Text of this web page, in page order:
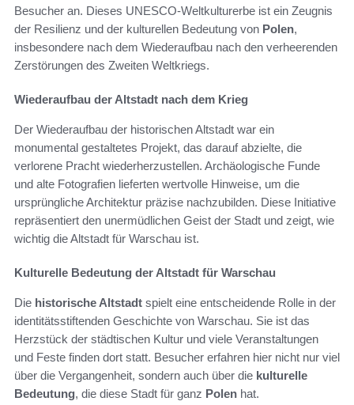
Besucher an. Dieses UNESCO-Weltkulturerbe ist ein Zeugnis
der Resilienz und der kulturellen Bedeutung von Polen,
insbesondere nach dem Wiederaufbau nach den verheerenden
Zerstörungen des Zweiten Weltkriegs.
Wiederaufbau der Altstadt nach dem Krieg
Der Wiederaufbau der historischen Altstadt war ein
monumental gestaltetes Projekt, das darauf abzielte, die
verlorene Pracht wiederherzustellen. Archäologische Funde
und alte Fotografien lieferten wertvolle Hinweise, um die
ursprüngliche Architektur präzise nachzubilden. Diese Initiative
repräsentiert den unermüdlichen Geist der Stadt und zeigt, wie
wichtig die Altstadt für Warschau ist.
Kulturelle Bedeutung der Altstadt für Warschau
Die historische Altstadt spielt eine entscheidende Rolle in der
identitätsstiftenden Geschichte von Warschau. Sie ist das
Herzstück der städtischen Kultur und viele Veranstaltungen
und Feste finden dort statt. Besucher erfahren hier nicht nur viel
über die Vergangenheit, sondern auch über die kulturelle
Bedeutung, die diese Stadt für ganz Polen hat.